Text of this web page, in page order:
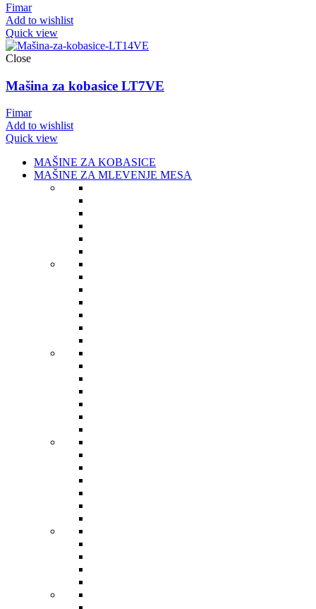
Fimar
Add to wishlist
Quick view
Close
Mašina za kobasice LT7VE
Fimar
Add to wishlist
Quick view
MAŠINE ZA KOBASICE
MAŠINE ZA MLEVENJE MESA